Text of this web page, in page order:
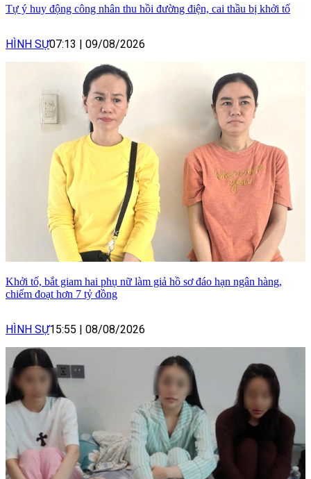
Tự ý huy động công nhân thu hồi đường điện, cai thầu bị khởi tố
HÌNH SỰ07:13 | 09/08/2026
Khởi tố, bắt giam hai phụ nữ làm giả hồ sơ đáo hạn ngân hàng,
chiếm đoạt hơn 7 tỷ đồng
HÌNH SỰ15:55 | 08/08/2026